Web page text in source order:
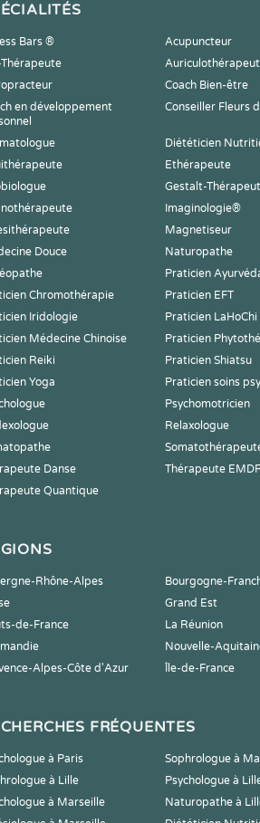
Bars ® Acupuncteur
Coach Bien-être
en développement
Conseiller Fleurs
Diététicien
Ethérapeute
Gestalt-
Imaginologie®
Magnetiseur
Douce
Naturopathe
Praticien
Chromothérapie
Praticien EFT
Iridologie
Praticien LaHoChi
Médecine Chinoise
Praticien
Reiki
Praticien Shiatsu
Yoga
Praticien soins
Psychomotricien
Relaxologue
Danse
Thérapeute
Quantique
Rhône-Alpes Bourgogne-
Grand Est
de-France
La Réunion
Nouvelle-
Alpes-Côte d'Azur
Île-de-France
FRÉQUENTES
à Paris Sophrologue à
à Lille
Psychologue à
à Marseille
Naturopathe à